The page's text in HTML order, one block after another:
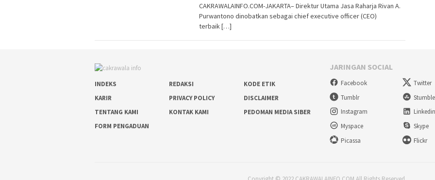
CAKRAWALAINFO.COM-JAKARTA– Direktur Utama Jasa Raharja Rivan A.
Purwantono dinobatkan sebagai chief executive officer (CEO)
terbaik […]
INDEKS REDAKSI
KODE ETIK
KARIR
PRIVACY POLICY
DISCLAIMER
TENTANG KAMI
KONTAK KAMI
PEDOMAN MEDIA SIBER
FORM PENGADUAN
JARINGAN SOCIAL
Facebook Twitter
Tumblr
Instagram
Linkedin
Myspace
Skype
Picassa
Flickr